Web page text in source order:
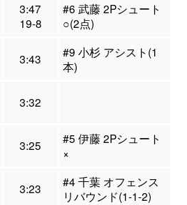
3:47
19-8
#6 武藤 2Pシュート
○(2点)
3:43
#9 小杉 アシスト(1
本)
3:32
3:25
#5 伊藤 2Pシュート
×
3:23
#4 千葉 オフェンス
リバウンド(1-1-2)